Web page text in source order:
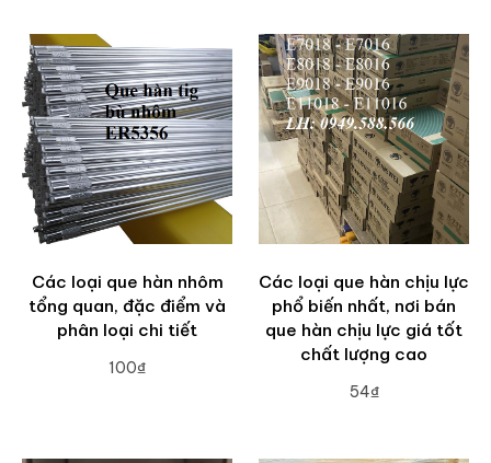
Các loại que hàn nhôm
tổng quan, đặc điểm và
phân loại chi tiết
100₫
Các loại que hàn chịu lực
phổ biến nhất, nơi bán
que hàn chịu lực giá tốt
chất lượng cao
54₫